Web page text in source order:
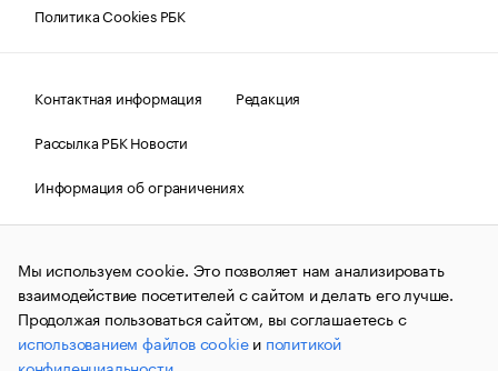
Политика Cookies РБК
Контактная информация
Редакция
Рассылка РБК Новости
Информация об ограничениях
Правовая информация
О соблюдении авторских прав
© АО «РОСБИЗНЕСКОНСАЛТИНГ»,1995–2026.Сообщения
и материалы информационного агентства «РБК»
(зарегистрировано Федеральной службой по надзору в сфере
связи, информационных технологий и массовых
коммуникаций (Роскомнадзор) 09.12.2015 за номером ИА
№ФС77-63848) сопровождаются пометкой «РБК». Отдельные
Мы используем cookie. Это позволяет нам анализировать
взаимодействие посетителей с сайтом и делать его лучше.
Продолжая пользоваться сайтом, вы соглашаетесь с
использованием файлов cookieи политикой